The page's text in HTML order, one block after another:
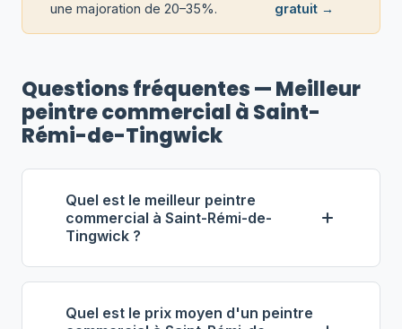
une majoration de 20–35%.
gratuit →
Questions fréquentes — Meilleur
peintre commercial à Saint-
Rémi-de-Tingwick
Quel est le meilleur peintre
commercial à Saint-Rémi-de-
Tingwick ?
Selon notre classement,Gauthier
Peinture Commerciale inc.
Quel est le prix moyen d'un peintre